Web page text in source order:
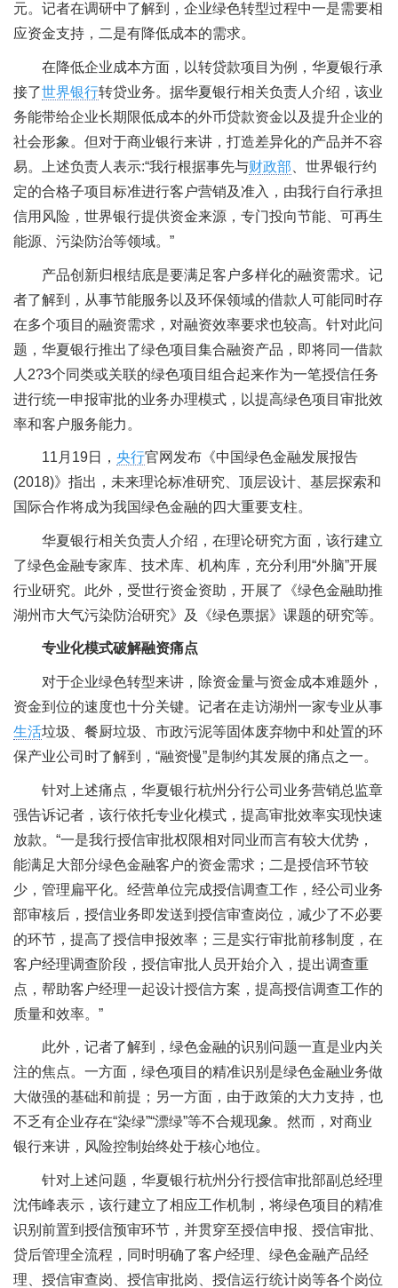
元。记者在调研中了解到，企业绿色转型过程中一是需要相
应资金支持，二是有降低成本的需求。
在降低企业成本方面，以转贷款项目为例，华夏银行承
接了世界银行转贷业务。据华夏银行相关负责人介绍，该业
务能带给企业长期限低成本的外币贷款资金以及提升企业的
社会形象。但对于商业银行来讲，打造差异化的产品并不容
易。上述负责人表示:“我行根据事先与财政部 、世界银行约
定的合格子项目标准进行客户营销及准入，由我行自行承担
信用风险，世界银行提供资金来源，专门投向节能、可再生
能源、污染防治等领域。”
产品创新归根结底是要满足客户多样化的融资需求。记
者了解到，从事节能服务以及环保领域的借款人可能同时存
在多个项目的融资需求，对融资效率要求也较高。针对此问
题，华夏银行推出了绿色项目集合融资产品，即将同一借款
人2?3个同类或关联的绿色项目组合起来作为一笔授信任务
进行统一申报审批的业务办理模式，以提高绿色项目审批效
率和客户服务能力。
11月19日， 央行官网发布《中国绿色金融发展报告
(2018)》指出，未来理论标准研究、顶层设计、基层探索和
国际合作将成为我国绿色金融的四大重要支柱。
华夏银行相关负责人介绍，在理论研究方面，该行建立
了绿色金融专家库、技术库、机构库，充分利用“外脑”开展
行业研究。此外，受世行资金资助，开展了《绿色金融助推
湖州市大气污染防治研究》及《绿色票据》课题的研究等。
专业化模式破解融资痛点
对于企业绿色转型来讲，除资金量与资金成本难题外，
资金到位的速度也十分关键。记者在走访湖州一家专业从事
生活垃圾、餐厨垃圾、市政污泥等固体废弃物中和处置的环
保产业公司时了解到，“融资慢”是制约其发展的痛点之一。
针对上述痛点，华夏银行杭州分行公司业务营销总监章
强告诉记者，该行依托专业化模式，提高审批效率实现快速
放款。“一是我行授信审批权限相对同业而言有较大优势，
能满足大部分绿色金融客户的资金需求；二是授信环节较
少，管理扁平化。经营单位完成授信调查工作，经公司业务
部审核后，授信业务即发送到授信审查岗位，减少了不必要
的环节，提高了授信申报效率；三是实行审批前移制度，在
客户经理调查阶段，授信审批人员开始介入，提出调查重
点，帮助客户经理一起设计授信方案，提高授信调查工作的
质量和效率。”
此外，记者了解到，绿色金融的识别问题一直是业内关
注的焦点。一方面，绿色项目的精准识别是绿色金融业务做
大做强的基础和前提；另一方面，由于政策的大力支持，也
不乏有企业存在“染绿”“漂绿”等不合规现象。然而，对商业
银行来讲，风险控制始终处于核心地位。
针对上述问题，华夏银行杭州分行授信审批部副总经理
沈伟峰表示，该行建立了相应工作机制，将绿色项目的精准
识别前置到授信预审环节，并贯穿至授信申报、授信审批、
贷后管理全流程，同时明确了客户经理、绿色金融产品经
理、授信审查岗、授信审批岗、授信运行统计岗等各个岗位